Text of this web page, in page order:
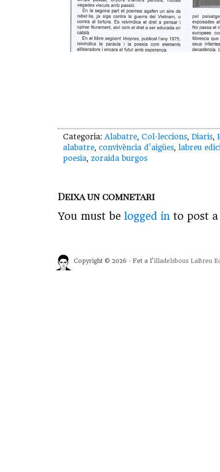
Categoria: Alabatre, Col·leccions, Diaris,
alabatre, convivència d'aigües, labreu
poesia, zoraida burgos
Deixa un comnetari
You must be logged in to post
Copyright © 2026 · Fet a l'illadelsbous LaBreu